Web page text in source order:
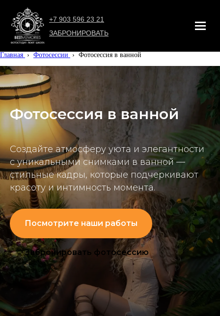
+7 903 596 23 21
ЗАБРОНИРОВАТЬ
Главная › Фотосессии › Фотосессия в ванной
Фотосессия в ванной
Создайте атмосферу уюта и элегантности
с уникальными снимками в ванной —
стильные кадры, которые подчеркивают
красоту и интимность момента.
Посмотрите наши работы
Забронировать фотосессию